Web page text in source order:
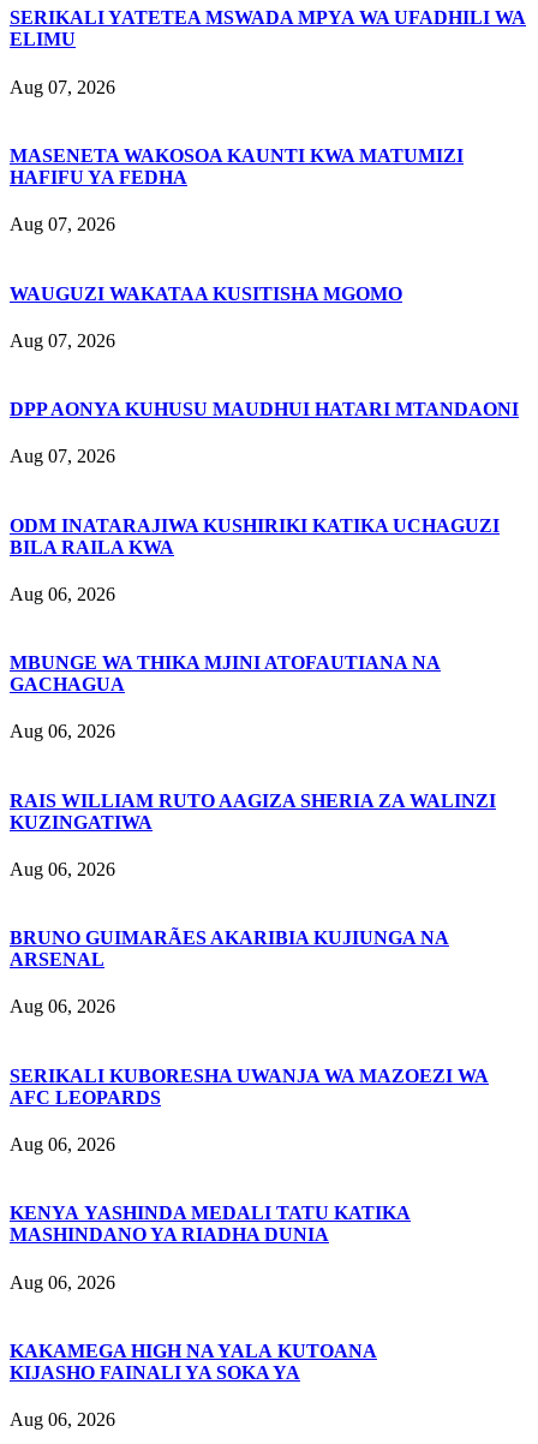
SERIKALI YATETEA MSWADA MPYA WA UFADHILI WA
ELIMU
Aug 07, 2026
MASENETA WAKOSOA KAUNTI KWA MATUMIZI
HAFIFU YA FEDHA
Aug 07, 2026
WAUGUZI WAKATAA KUSITISHA MGOMO
Aug 07, 2026
DPP AONYA KUHUSU MAUDHUI HATARI MTANDAONI
Aug 07, 2026
ODM INATARAJIWA KUSHIRIKI KATIKA UCHAGUZI
BILA RAILA KWA
Aug 06, 2026
MBUNGE WA THIKA MJINI ATOFAUTIANA NA
GACHAGUA
Aug 06, 2026
RAIS WILLIAM RUTO AAGIZA SHERIA ZA WALINZI
KUZINGATIWA
Aug 06, 2026
BRUNO GUIMARÃES AKARIBIA KUJIUNGA NA
ARSENAL
Aug 06, 2026
SERIKALI KUBORESHA UWANJA WA MAZOEZI WA
AFC LEOPARDS
Aug 06, 2026
KENYA YASHINDA MEDALI TATU KATIKA
MASHINDANO YA RIADHA DUNIA
Aug 06, 2026
KAKAMEGA HIGH NA YALA KUTOANA
KIJASHO FAINALI YA SOKA YA
Aug 06, 2026